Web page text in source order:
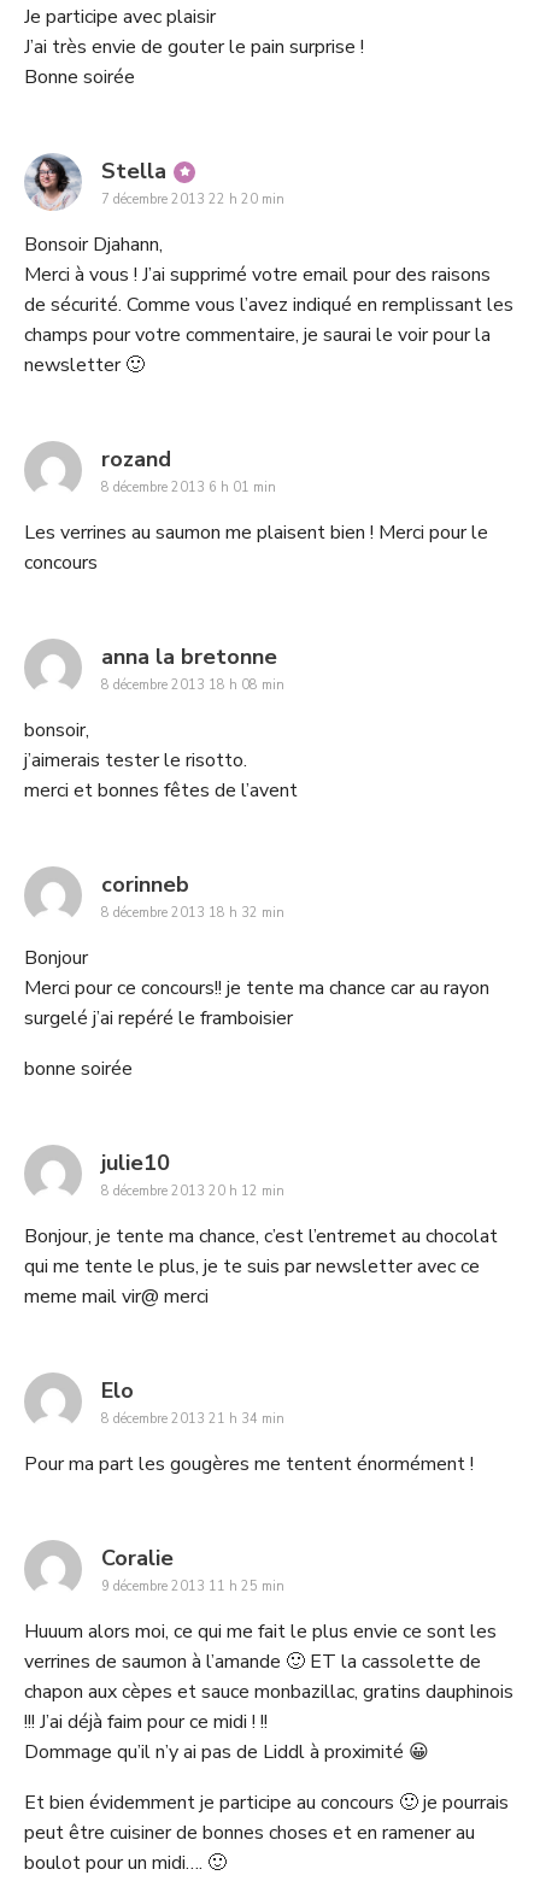
Je participe avec plaisir
J’ai très envie de gouter le pain surprise !
Bonne soirée
Stella says:
7 décembre 2013 22 h 20 min
Bonsoir Djahann,
Merci à vous ! J’ai supprimé votre email pour des raisons
de sécurité. Comme vous l’avez indiqué en remplissant les
champs pour votre commentaire, je saurai le voir pour la
newsletter 🙂
rozand
8 décembre 2013 6 h 01 min
Les verrines au saumon me plaisent bien ! Merci pour le
concours
anna la bretonnesays:
8 décembre 2013 18 h 08 min
bonsoir,
j’aimerais tester le risotto.
merci et bonnes fêtes de l’avent
corinneb
8 décembre 2013 18 h 32 min
Bonjour
Merci pour ce concours!! je tente ma chance car au rayon
surgelé j’ai repéré le framboisier
bonne soirée
julie10says:
8 décembre 2013 20 h 12 min
Bonjour, je tente ma chance, c’est l’entremet au chocolat
qui me tente le plus, je te suis par newsletter avec ce
meme mail vir@ merci
Elo
8 décembre 2013 21 h 34 min
Pour ma part les gougères me tentent énormément !
Coraliesays:
9 décembre 2013 11 h 25 min
Huuum alors moi, ce qui me fait le plus envie ce sont les
verrines de saumon à l’amande 🙂 ET la cassolette de
chapon aux cèpes et sauce monbazillac, gratins dauphinois
!!! J’ai déjà faim pour ce midi ! !!
Dommage qu’il n’y ai pas de Liddl à proximité 😀
Et bien évidemment je participe au concours 🙂 je pourrais
peut être cuisiner de bonnes choses et en ramener au
boulot pour un midi…. 🙂